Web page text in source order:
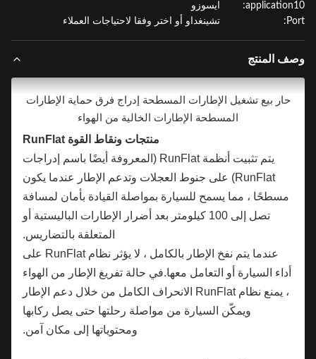
ايسوزو
تشينغداو أو اختر وفقا لاحتياجات العملاء
المنتج
حار بيع تشغيل الإطارات المسطحة إدراج فرق حماية الإطارات
المسطحة الإطارات الخالية من الهواء
منتجات ونقاط القوة RunFlat
يتم تثبيت أنظمة RunFlat (المعروفة أيضًا باسم إدراجات
RunFlat) على جنوط العجلات وتدعم الإطار عندما يكون
مسطحًا ، مما يسمح للسيارة بمواصلة القيادة بأمان لمسافة
تصل إلى 100 كيلومتر بعد أضرار الإطارات الباليستية أو
المتعلقة بالتضاريس.
عندما يتم نفخ الإطار بالكامل ، لا يؤثر نظام RunFlat على
أداء السيارة أو التعامل معها.في حالة تفريغ الإطار من الهواء
، يمنع نظام RunFlat الانحراف الكامل من خلال دعم الإطار
ويمكّن السيارة من مواصلة رحلتها حتى يصل ركابها
ومحتوياتها إلى مكان آمن.